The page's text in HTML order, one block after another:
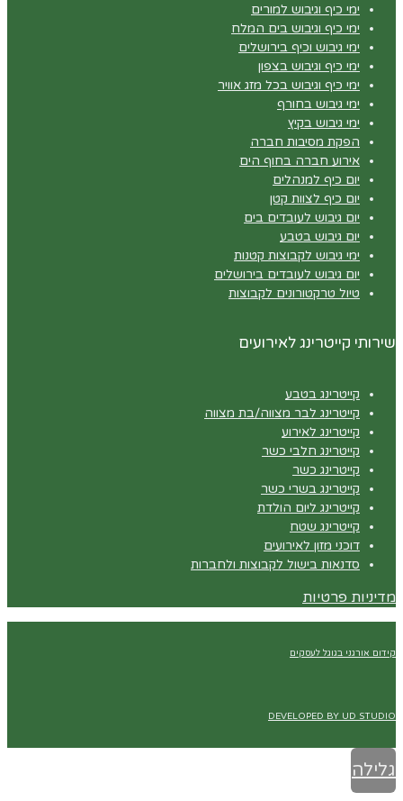
ימי כיף וגיבוש למורים
ימי כיף וגיבוש בים המלח
ימי גיבוש וכיף בירושלים
ימי כיף וגיבוש בצפון
ימי כיף וגיבוש בכל מזג אוויר
ימי גיבוש בחורף
ימי גיבוש בקיץ
הפקת מסיבות חברה
אירוע חברה בחוף הים
יום כיף למנהלים
יום כיף לצוות קטן
יום גיבוש לעובדים בים
יום גיבוש בטבע
ימי גיבוש לקבוצות קטנות
יום גיבוש לעובדים בירושלים
טיול טרקטורונים לקבוצות
שירותי קייטרינג לאירועים
קייטרינג בטבע
קייטרינג לבר מצווה/בת מצווה
קייטרינג לאירוע
קייטרינג חלבי כשר
קייטרינג כשר
קייטרינג בשרי כשר
קייטרינג ליום הולדת
קייטרינג שטח
דוכני מזון לאירועים
סדנאות בישול לקבוצות ולחברות
מדיניות פרטיות
קידום אורגני בגוגל לעסקים
DEVELOPED BY UD STUDIO
גלילה